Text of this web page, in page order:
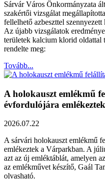
Sárvár Város Önkormányzata
szakértői vizsgálat
fellelhető azbeszttel szennyezett
Az újabb vizsgálatok
területek kalcium klorid oldattal
rendelte meg:
Tovább...
A holokauszt emlékmű
évfordulójára emlékeztek
2026.07.22
A sárvári holokauszt emlékmű
emlékeztek a Várparkban. A
azt az új emléktáblát, amelyen
az emlékművet készítő, Gaál
olvasható.